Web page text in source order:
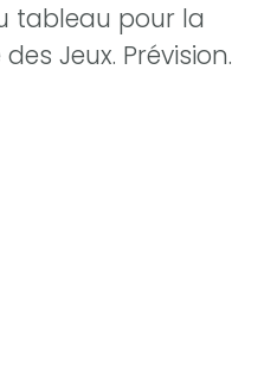
tableau pour la
Jeux. Prévision.